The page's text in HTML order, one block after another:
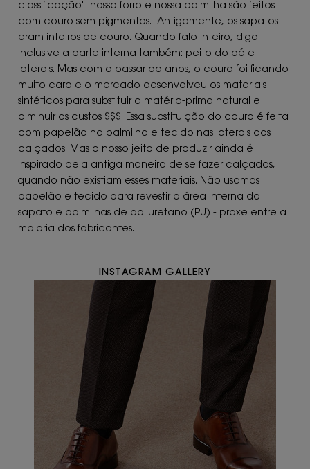
classificação": nosso forro e nossa palmilha são feitos
com couro sem pigmentos. Antigamente, os sapatos
eram inteiros de couro. Quando falo inteiro, digo
inclusive a parte interna também: peito do pé e
laterais. Mas com o passar do anos, o couro foi ficando
muito caro e o mercado desenvolveu os materiais
sintéticos para substituir a matéria-prima natural e
diminuir os custos $$$. Essa substituição do couro é feita
com papelão na palmilha e tecido nas laterais dos
calçados. Mas o nosso jeito de produzir ainda é
inspirado pela antiga maneira de se fazer calçados,
quando não existiam esses materiais. Não usamos
papelão e tecido para revestir a área interna do
sapato e palmilhas de poliuretano (PU) - praxe entre a
maioria dos fabricantes.
INSTAGRAM GALLERY